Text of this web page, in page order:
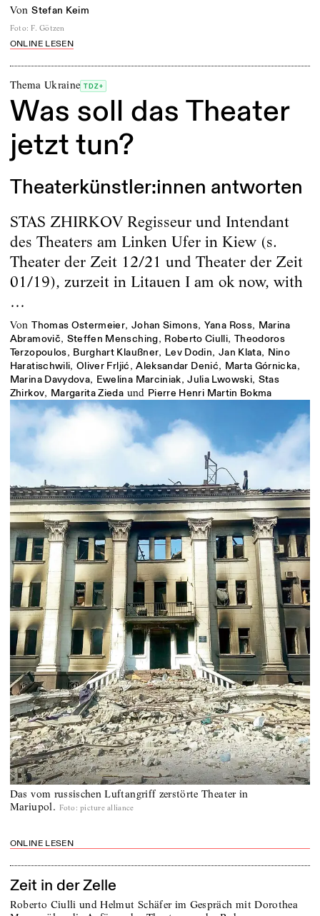
von Stefan Keim
Foto: F. Götzen
ONLINE LESEN
Thema Ukraine TDZ+
Was soll das Theater
jetzt tun?
Theaterkünstler:innen antworten
STAS ZHIRKOV Regisseur und Intendant
des Theaters am Linken Ufer in Kiew (s.
Theater der Zeit 12/21 und Theater der Zeit
01/19), zurzeit in Litauen I am ok now, with
…
von Thomas Ostermeier, Johan Simons, Yana Ross, Marina
Abramovič, Steffen Mensching, Roberto Ciulli, Theodoros
Terzopoulos, Burghart Klaußner, Lev Dodin, Jan Klata, Nino
Haratischwili,Oliver Frljić,Aleksandar Denić, Marta Górnicka,
Marina Davydova, Ewelina Marciniak,Julia Lwowski, Stas
Zhirkov, Margarita Zieda und Pierre Henri Martin Bokma
Das vom russischen Luftangriff zerstörte Theater in
Mariupol. Foto: picture alliance
ONLINE LESEN
Zeit in der Zelle
Roberto Ciulli und Helmut Schäfer im Gespräch mit Dorothea